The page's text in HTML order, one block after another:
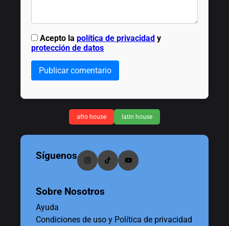
Acepto lapolítica de privacidad y
protección de datos
Publicar comentario
afro house latin house
Síguenos
Sobre Nosotros
Ayuda
Condiciones de uso y Política de privacidad